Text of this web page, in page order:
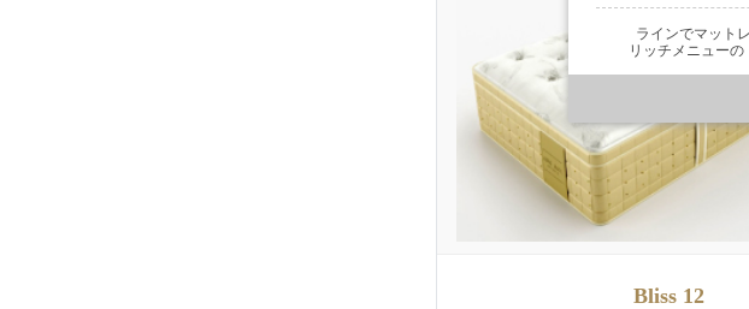
Bliss 12
ラインでマット
リッチメニュー